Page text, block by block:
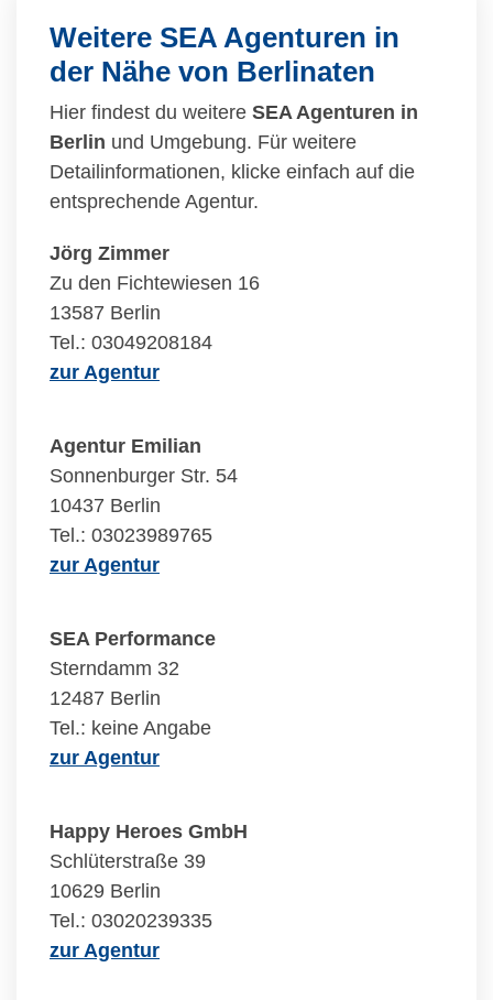
Weitere SEA Agenturen in
der Nähe von Berlinaten
Hier findest du weitere SEA Agenturen in
Berlin und Umgebung. Für weitere
Detailinformationen, klicke einfach auf die
entsprechende Agentur.
Jörg Zimmer
Zu den Fichtewiesen 16
13587 Berlin
Tel.: 03049208184
zur Agentur
Agentur Emilian
Sonnenburger Str. 54
10437 Berlin
Tel.: 03023989765
zur Agentur
SEA Performance
Sterndamm 32
12487 Berlin
Tel.: keine Angabe
zur Agentur
Happy Heroes GmbH
Schlüterstraße 39
10629 Berlin
Tel.: 03020239335
zur Agentur